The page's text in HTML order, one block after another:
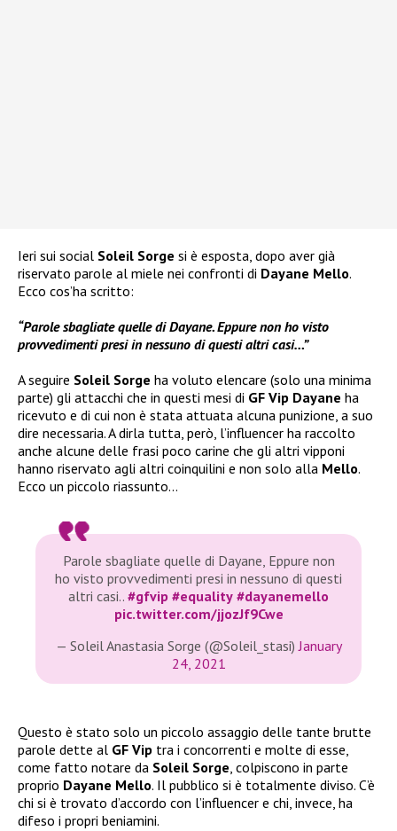
Ieri sui social Soleil Sorge si è esposta, dopo aver già
riservato parole al miele nei confronti di Dayane Mello.
Ecco cos’ha scritto:
“Parole sbagliate quelle di Dayane. Eppure non ho visto
provvedimenti presi in nessuno di questi altri casi…”
A seguire Soleil Sorge ha voluto elencare (solo una minima
parte) gli attacchi che in questi mesi di GF Vip Dayane ha
ricevuto e di cui non è stata attuata alcuna punizione, a suo
dire necessaria. A dirla tutta, però, l’influencer ha raccolto
anche alcune delle frasi poco carine che gli altri vipponi
hanno riservato agli altri coinquilini e non solo alla Mello.
Ecco un piccolo riassunto…
Parole sbagliate quelle di Dayane, Eppure non
ho visto provvedimenti presi in nessuno di questi
altri casi.. #gfvip #equality #dayanemello
pic.twitter.com/jjozJf9Cwe
— Soleil Anastasia Sorge (@Soleil_stasi)January
24, 2021
Questo è stato solo un piccolo assaggio delle tante brutte
parole dette al GF Vip tra i concorrenti e molte di esse,
come fatto notare da Soleil Sorge, colpiscono in parte
proprio Dayane Mello. Il pubblico si è totalmente diviso. C’è
chi si è trovato d’accordo con l’influencer e chi, invece, ha
difeso i propri beniamini.